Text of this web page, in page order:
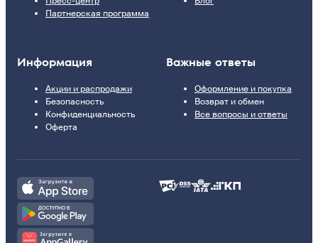
Партнерская программа
Информация
Акции и распродажи
Безопасность
Конфиденциальность
Оферта
Важные ответы
Оформление и покупка
Возврат и обмен
Все вопросы и ответы